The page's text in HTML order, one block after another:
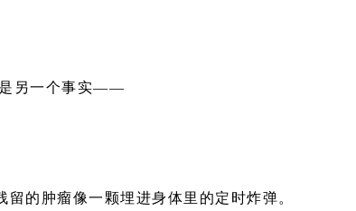
是另一个事实——
留的肿瘤像一颗埋进身体里的定时炸弹。